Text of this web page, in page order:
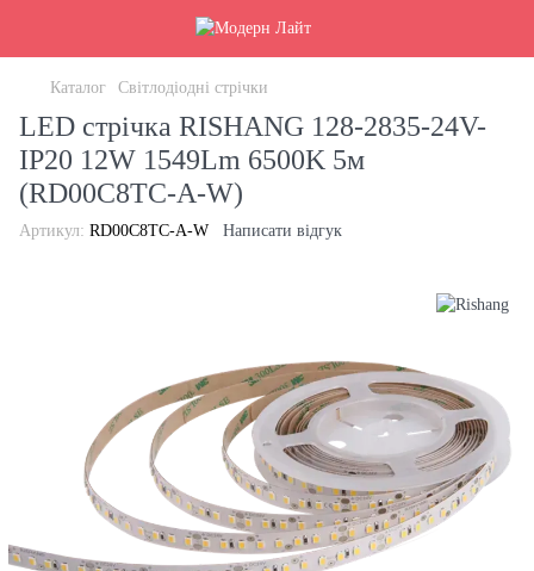
Каталог Світлодіодні стрічки
LED стрічка RISHANG 128-2835-24V-
IP20 12W 1549Lm 6500K 5м
(RD00C8TC-A-W)
Артикул: RD00C8TC-A-W Написати відгук